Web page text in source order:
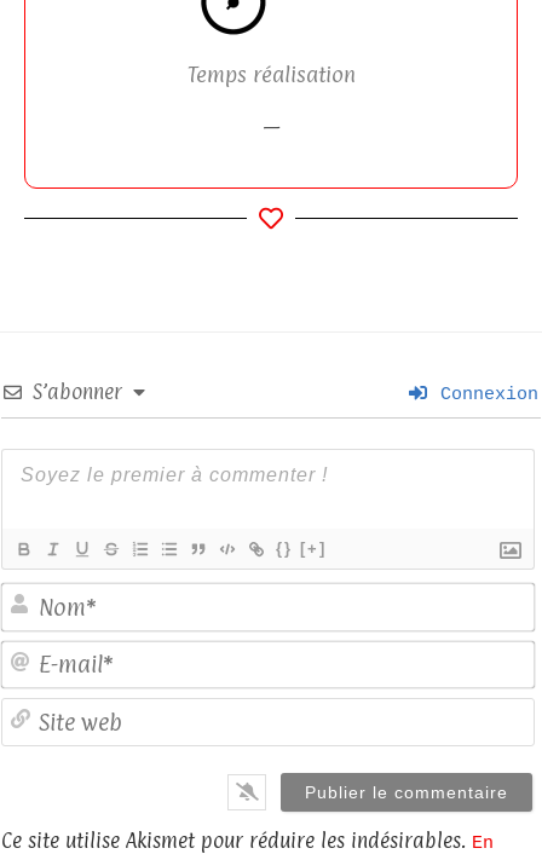
Temps réalisation
—
S’abonner Connexion
{} [+]
Ce site utilise Akismet pour réduire les indésirables. En